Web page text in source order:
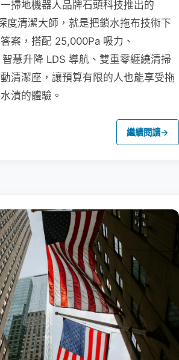
掃地機器人品牌石頭科技推出的
度清潔大師，就是把鎖水拖布技術下
案，搭配 25,000Pa 吸力、
慧升降 LDS 導航、雙重零纏繞清掃
清潔座，讓預算有限的人也能享受拖
漬的體驗。
繼續閱讀→